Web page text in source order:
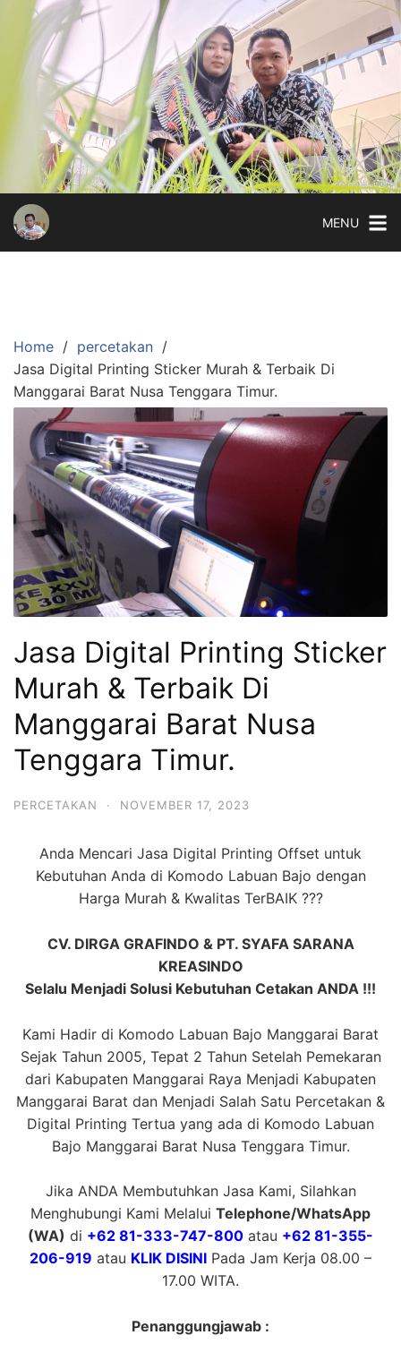
content
MENU
Home
percetakan
Jasa Digital Printing Sticker Murah & Terbaik Di
Manggarai Barat Nusa Tenggara Timur.
Jasa Digital Printing Sticker
Murah & Terbaik Di
Manggarai Barat Nusa
Tenggara Timur.
PERCETAKAN · NOVEMBER 17, 2023
Anda Mencari Jasa Digital Printing Offset untuk
Kebutuhan Anda di Komodo Labuan Bajo dengan
Harga Murah & Kwalitas TerBAIK ???
CV. DIRGA GRAFINDO & PT. SYAFA SARANA
KREASINDO
Selalu Menjadi Solusi Kebutuhan Cetakan ANDA !!!
Kami Hadir di Komodo Labuan Bajo Manggarai Barat
Sejak Tahun 2005, Tepat 2 Tahun Setelah Pemekaran
dari Kabupaten Manggarai Raya Menjadi Kabupaten
Manggarai Barat dan Menjadi Salah Satu Percetakan &
Digital Printing Tertua yang ada di Komodo Labuan
Bajo Manggarai Barat Nusa Tenggara Timur.
Jika ANDA Membutuhkan Jasa Kami, Silahkan
Menghubungi Kami Melalui Telephone/WhatsApp
(WA) di +62 81-333-747-800 atau +62 81-355-
206-919 atau KLIK DISINI Pada Jam Kerja 08.00 –
17.00 WITA.
Penanggungjawab :